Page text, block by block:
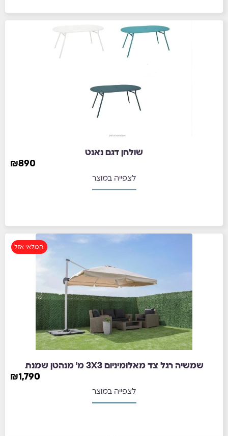
שולחן דגם נאנט
₪890
לצפייה במוצר
המלאי אזל
שמשיה רגל צד מאלומיניום 3X3 מ' מנהטן שמנת
₪1,790
לצפייה במוצר